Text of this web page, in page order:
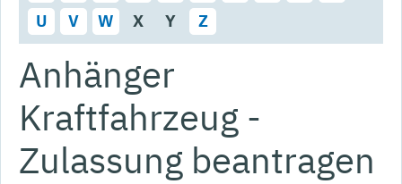
U
V W X Y Z
Anhänger
Kraftfahrzeug -
Zulassung beantragen